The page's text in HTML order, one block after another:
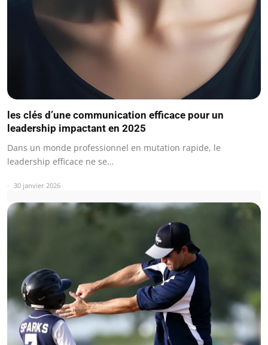
les clés d’une communication efficace pour un
leadership impactant en 2025
Dans un monde professionnel en mutation rapide, le
leadership efficace ne se…
30 janvier 2026